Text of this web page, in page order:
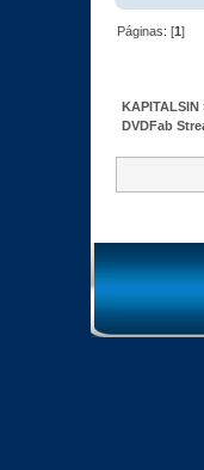
Páginas: [1]
KAPITALSIN
DVDFab